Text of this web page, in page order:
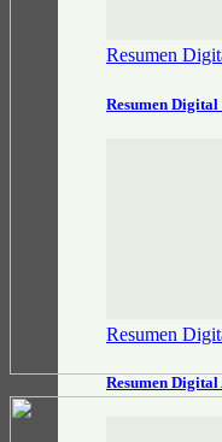
Resumen
Resumen
Resumen
Resumen